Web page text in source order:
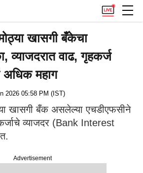
खासगी बँकेचा
व्याजदरात वाढ, गृहकर्ज
अधिक महाग
Advertisement
2026 05:58 PM (IST)
खासगी बँक असलेल्या एचडीएफसीने
व्याजदर (Bank Interest